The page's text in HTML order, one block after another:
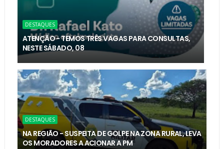
DESTAQUES
ATENÇÃO - TEMOS TRÊS VAGAS PARA CONSULTAS,
NESTE SÁBADO, 08
DESTAQUES
NA REGIÃO - SUSPEITA DE GOLPE NA ZONA RURAL, LEVA
OS MORADORES A ACIONAR A PM